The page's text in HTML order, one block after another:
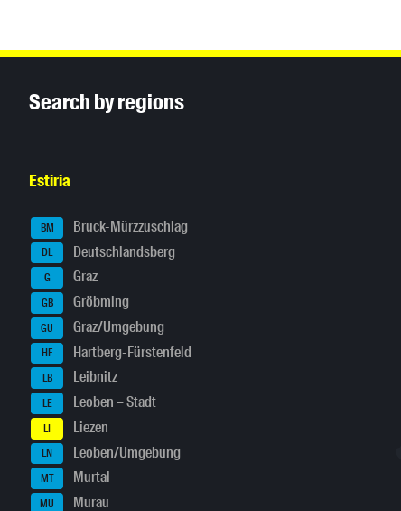
Search by regions
Estiria
BM Bruck-Mürzzuschlag
DL Deutschlandsberg
G Graz
GB Gröbming
GU Graz/Umgebung
HF Hartberg-Fürstenfeld
LB Leibnitz
LE Leoben – Stadt
LI Liezen
LN Leoben/Umgebung
MT Murtal
MU Murau